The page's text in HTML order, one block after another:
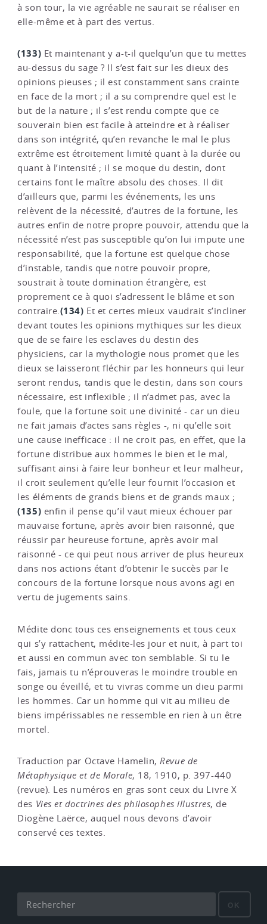
à son tour, la vie agréable ne saurait se réaliser en
elle-même et à part des vertus.
(133) Et maintenant y a-t-il quelqu’un que tu mettes
au-dessus du sage ? Il s’est fait sur les dieux des
opinions pieuses ; il est constamment sans crainte
en face de la mort ; il a su comprendre quel est le
but de la nature ; il s’est rendu compte que ce
souverain bien est facile à atteindre et à réaliser
dans son intégrité, qu’en revanche le mal le plus
extrême est étroitement limité quant à la durée ou
quant à l’intensité ; il se moque du destin, dont
certains font le maître absolu des choses. Il dit
d’ailleurs que, parmi les événements, les uns
relèvent de la nécessité, d’autres de la fortune, les
autres enfin de notre propre pouvoir, attendu que la
nécessité n’est pas susceptible qu’on lui impute une
responsabilité, que la fortune est quelque chose
d’instable, tandis que notre pouvoir propre,
soustrait à toute domination étrangère, est
proprement ce à quoi s’adressent le blâme et son
contraire.(134) Et et certes mieux vaudrait s’incliner
devant toutes les opinions mythiques sur les dieux
que de se faire les esclaves du destin des
physiciens, car la mythologie nous promet que les
dieux se laisseront fléchir par les honneurs qui leur
seront rendus, tandis que le destin, dans son cours
nécessaire, est inflexible ; il n’admet pas, avec la
foule, que la fortune soit une divinité - car un dieu
ne fait jamais d’actes sans règles -, ni qu’elle soit
une cause inefficace : il ne croit pas, en effet, que la
fortune distribue aux hommes le bien et le mal,
suffisant ainsi à faire leur bonheur et leur malheur,
il croit seulement qu’elle leur fournit l’occasion et
les éléments de grands biens et de grands maux ;
(135) enfin il pense qu’il vaut mieux échouer par
mauvaise fortune, après avoir bien raisonné, que
réussir par heureuse fortune, après avoir mal
raisonné - ce qui peut nous arriver de plus heureux
dans nos actions étant d’obtenir le succès par le
concours de la fortune lorsque nous avons agi en
vertu de jugements sains.
Médite donc tous ces enseignements et tous ceux
qui s’y rattachent, médite-les jour et nuit, à part toi
et aussi en commun avec ton semblable. Si tu le
fais, jamais tu n’éprouveras le moindre trouble en
songe ou éveillé, et tu vivras comme un dieu parmi
les hommes. Car un homme qui vit au milieu de
biens impérissables ne ressemble en rien à un être
mortel.
Traduction par Octave Hamelin,Revue de
Métaphysique et de Morale, 18, 1910, p. 397-440
(revue). Les numéros en gras sont ceux du Livre X
des Vies et doctrines des philosophes illustres, de
Diogène Laërce, auquel nous devons d’avoir
conservé ces textes.
OK